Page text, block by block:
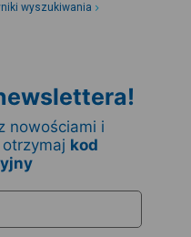
wyszukiwania
nowościami i
kod